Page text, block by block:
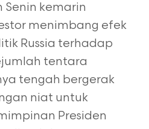
kemarin
menimbang efek
Russia terhadap
tentara
tengah bergerak
niat untuk
Presiden